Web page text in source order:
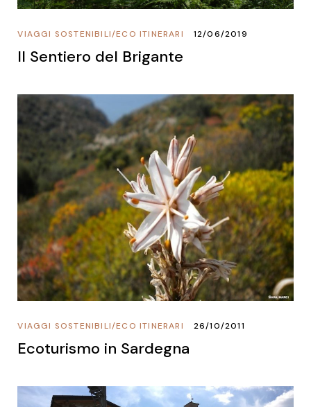
ECO ITINERARI
/
VIAGGI SOSTENIBILI 12/06/2019
Il Sentiero del Brigante
ECO ITINERARI
/
VIAGGI SOSTENIBILI 26/10/2011
Ecoturismo in Sardegna